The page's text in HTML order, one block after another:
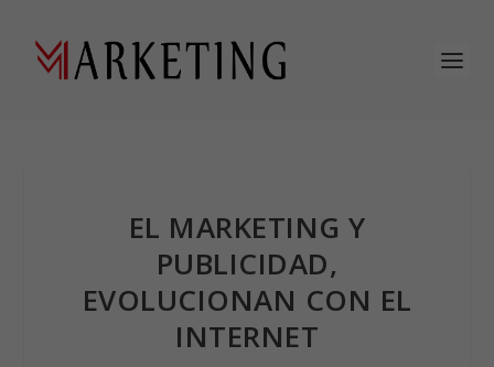
EL MARKETING Y
PUBLICIDAD,
EVOLUCIONAN CON EL
INTERNET